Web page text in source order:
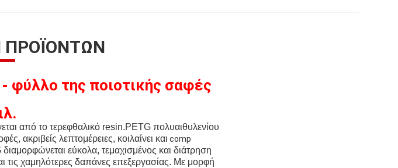
ΠΡΟΪΌΝΤΩΝ
φύλλο της ποιοτικής σαφές
από το τερεφθαλικό resin.PETG πολυαιθυλενίου
ακριβείς λεπτομέρειες, κοιλαίνει και comp
εύκολα, τεμαχισμένος και διάτρηση
τις χαμηλότερες δαπάνες επεξεργασίας. Με μορφή